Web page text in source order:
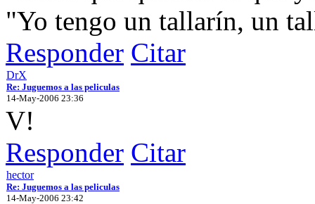
"Yo tengo un tallarín, un
Responder Citar
DrX
Re: Juguemos a las peliculas
14-May-2006 23:36
V!
Responder Citar
hector
Re: Juguemos a las peliculas
14-May-2006 23:42